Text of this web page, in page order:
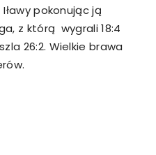
pokonując ją
z którą wygrali 18:4
26:2. Wielkie brawa